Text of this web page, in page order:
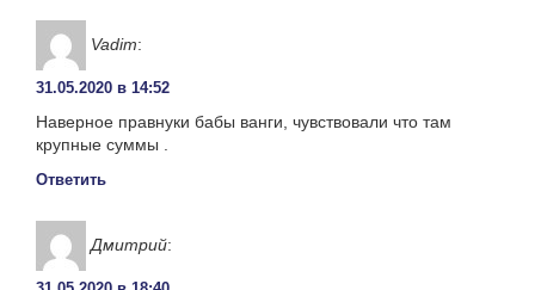
Vadim:
31.05.2020 в 14:52
Наверное правнуки бабы ванги, чувствовали что там
крупные суммы .
Ответить
Дмитрий: